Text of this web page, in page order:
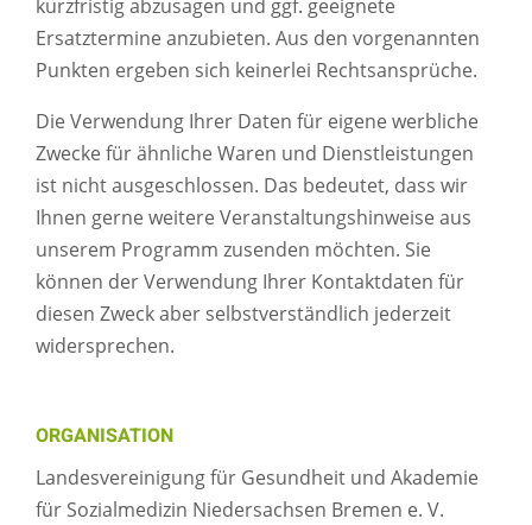
kurzfristig abzusagen und ggf. geeignete
Ersatztermine anzubieten. Aus den vorgenannten
Punkten ergeben sich keinerlei Rechtsansprüche.
Die Verwendung Ihrer Daten für eigene werbliche
Zwecke für ähnliche Waren und Dienstleistungen
ist nicht ausgeschlossen. Das bedeutet, dass wir
Ihnen gerne weitere Veranstaltungshinweise aus
unserem Programm zusenden möchten. Sie
können der Verwendung Ihrer Kontaktdaten für
diesen Zweck aber selbstverständlich jederzeit
widersprechen.
ORGANISATION
Landesvereinigung für Gesundheit und Akademie
für Sozialmedizin Niedersachsen Bremen e. V.